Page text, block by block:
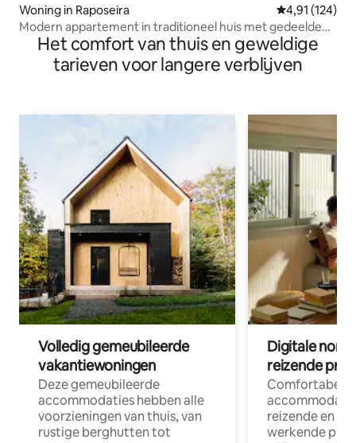
Woning in Raposeira Gemiddelde
4,91 (124)
Modern appartement in traditioneel huis met gedeelde
tuinHet comfort van thuis en geweldige
tarieven voor langere verblijven
Volledig gemeubileerde
vakantiewoningen
Deze gemeubileerde
accommodaties hebben alle
voorzieningen van thuis, van
rustige berghutten tot
Digitale
reizende
Comfortabele
reizende en
werkende